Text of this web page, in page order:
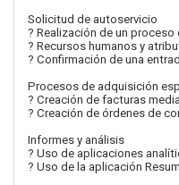
Solicitud de autoservicio
? Realización de un
? Recursos humanos y
? Confirmación de una
Procesos de adquisición
? Creación de facturas
? Creación de órdenes de
Informes y análisis
? Uso de aplicaciones
? Uso de la aplicación